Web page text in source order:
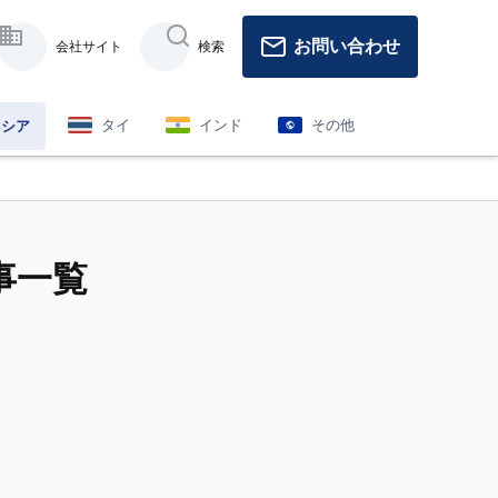
会社サイト 検索 お問い合わせ
ア タイ インド その他
一覧